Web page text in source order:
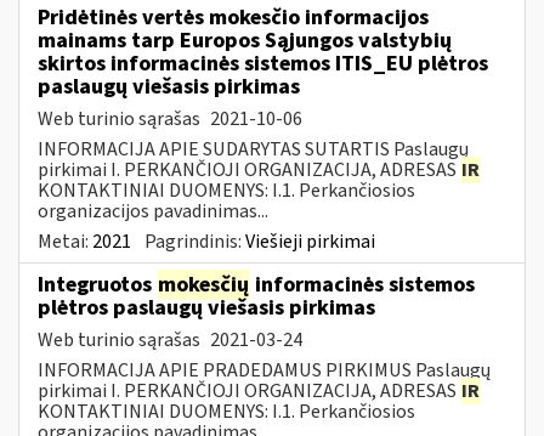
Pridėtinės vertės mokesčio informacijos
mainams tarp Europos Sąjungos valstybių
skirtos informacinės sistemos ITIS_EU plėtros
paslaugų viešasis pirkimas
Web turinio sąrašas 2021-10-06
INFORMACIJA APIE SUDARYTAS SUTARTIS Paslaugų
pirkimai I. PERKANČIOJI ORGANIZACIJA, ADRESAS IR
KONTAKTINIAI DUOMENYS: I.1. Perkančiosios
organizacijos pavadinimas...
Metai: 2021 Pagrindinis:Viešieji pirkimai
Integruotos mokesčių informacinės sistemos
plėtros paslaugų viešasis pirkimas
Web turinio sąrašas 2021-03-24
INFORMACIJA APIE PRADEDAMUS PIRKIMUS Paslaugų
pirkimai I. PERKANČIOJI ORGANIZACIJA, ADRESAS IR
KONTAKTINIAI DUOMENYS: I.1. Perkančiosios